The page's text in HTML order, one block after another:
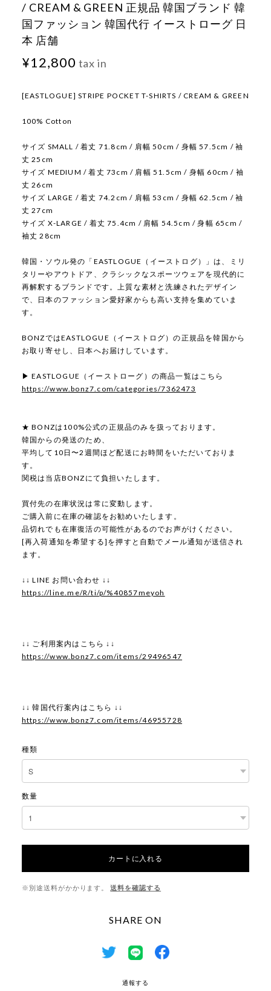
/ CREAM & GREEN 正規品 韓国ブランド 韓
国ファッション 韓国代行 イーストローグ 日
本 店舗
¥12,800 tax in
[EASTLOGUE] STRIPE POCKET T-SHIRTS / CREAM & GREEN
100% Cotton
サイズ SMALL / 着丈 71.8cm / 肩幅 50cm / 身幅 57.5cm / 袖
丈 25cm
サイズ MEDIUM / 着丈 73cm / 肩幅 51.5cm / 身幅 60cm / 袖
丈 26cm
サイズ LARGE / 着丈 74.2cm / 肩幅 53cm / 身幅 62.5cm / 袖
丈 27cm
サイズ X-LARGE / 着丈 75.4cm / 肩幅 54.5cm / 身幅 65cm /
袖丈 28cm
韓国・ソウル発の「EASTLOGUE（イーストログ）」は、ミリ
タリーやアウトドア、クラシックなスポーツウェアを現代的に
再解釈するブランドです。上質な素材と洗練されたデザイン
で、日本のファッション愛好家からも高い支持を集めていま
す。
BONZではEASTLOGUE（イーストログ）の正規品を韓国から
お取り寄せし、日本へお届けしています。
▶ EASTLOGUE（イーストローグ）の商品一覧はこちら
https://www.bonz7.com/categories/7362473
★ BONZは100%公式の正規品のみを扱っております。
韓国からの発送のため、
平均して10日〜2週間ほど配送にお時間をいただいておりま
す。
関税は当店BONZにて負担いたします。
買付先の在庫状況は常に変動します。
ご購入前に在庫の確認をお勧めいたします。
品切れでも在庫復活の可能性があるのでお声がけください。
[再入荷通知を希望する]を押すと自動でメール通知が送信され
ます。
↓↓ LINE お問い合わせ ↓↓
https://line.me/R/ti/p/%40857meyoh
↓↓ ご利用案内はこちら ↓↓
https://www.bonz7.com/items/29496547
↓↓ 韓国代行案内はこちら ↓↓
https://www.bonz7.com/items/46955728
種類
数量
カートに入れる
※別途送料がかかります。 送料を確認する
SHARE ON
通報する